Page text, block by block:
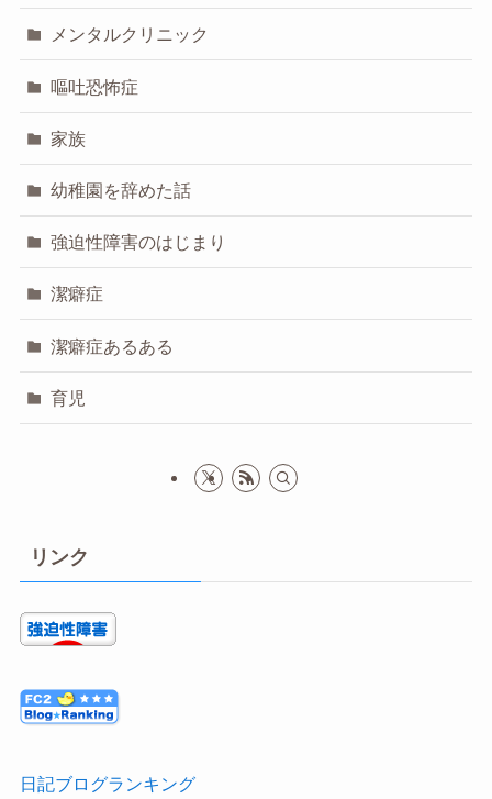
メンタルクリニック
嘔吐恐怖症
家族
幼稚園を辞めた話
強迫性障害のはじまり
潔癖症
潔癖症あるある
育児
リンク
日記ブログランキング